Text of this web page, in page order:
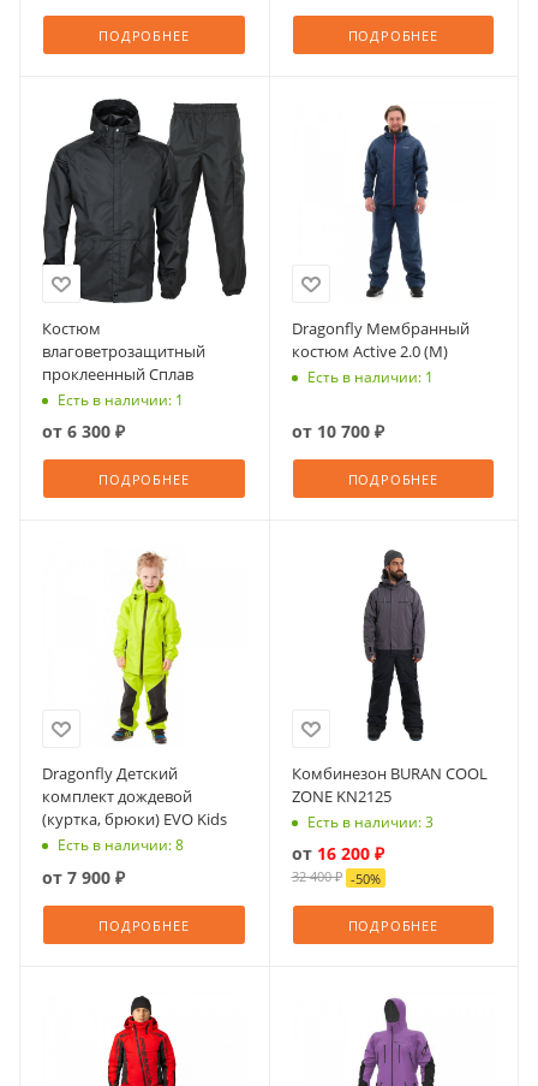
ПОДРОБНЕЕ ПОДРОБНЕЕ
Костюм
влаговетрозащитный
проклеенный Сплав
Есть в наличии: 1
от 6 300 ₽
ПОДРОБНЕЕ
Dragonfly Мембранный
костюм Active 2.0 (М)
Есть в наличии: 1
от 10 700 ₽
ПОДРОБНЕЕ
Dragonfly Детский
комплект дождевой
(куртка, брюки) EVO Kids
Есть в наличии: 8
от 7 900 ₽
ПОДРОБНЕЕ
Комбинезон BURAN COOL
ZONE KN2125
Есть в наличии: 3
от 16 200 ₽
32 400 ₽ -50%
ПОДРОБНЕЕ